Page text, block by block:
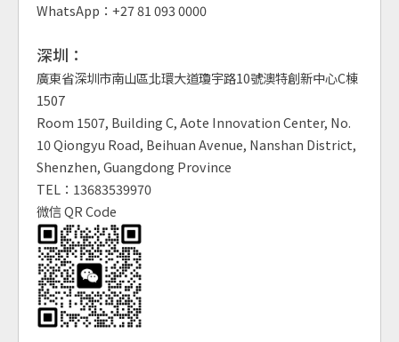
WhatsApp：+27 81 093 0000
深圳：
廣東省深圳市南山區北環大道瓊宇路10號澳特創新中心C棟
1507
Room 1507, Building C, Aote Innovation Center, No.
10 Qiongyu Road, Beihuan Avenue, Nanshan District,
Shenzhen, Guangdong Province
TEL：13683539970
微信 QR Code